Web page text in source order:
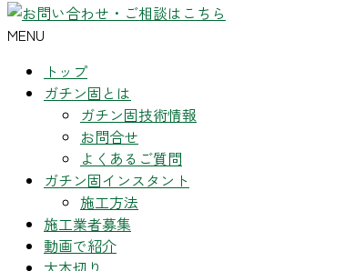
MENU
トップ
ガチン固とは
ガチン固技術情報
お問合せ
よくあるご質問
ガチン固インスタント
施工方法
施工業者募集
動画で紹介